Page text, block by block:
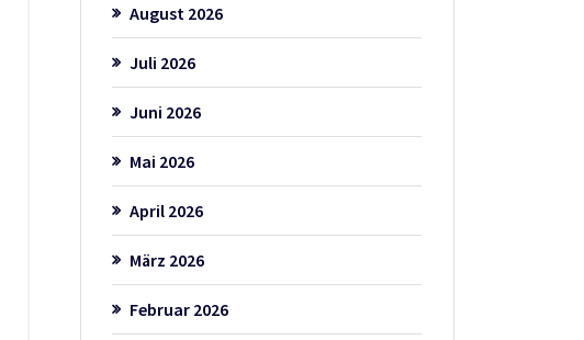
August 2026
Juli 2026
Juni 2026
Mai 2026
April 2026
März 2026
Februar 2026